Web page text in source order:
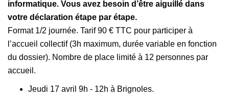
informatique. Vous avez besoin d’être aiguillé dans
votre déclaration étape par étape.
Format 1/2 journée. Tarif 90 € TTC pour participer à
l’accueil collectif (3h maximum, durée variable en fonction
du dossier). Nombre de place limité à 12 personnes par
accueil.
Jeudi 17 avril 9h - 12h à Brignoles.